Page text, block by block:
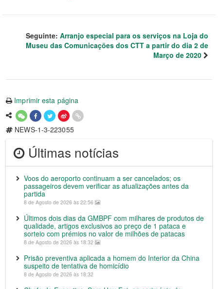
Seguinte: Arranjo especial para os serviços na Loja do
Museu das Comunicações dos CTT a partir do dia 2 de
Março de 2020
Imprimir esta página
NEWS-1-3-223055
Últimas notícias
Voos do aeroporto continuam a ser cancelados; os
passageiros devem verificar as atualizações antes da
partida
8 de Agosto de 2026 às 22:56
Últimos dois dias da GMBPF com milhares de produtos de
qualidade, artigos exclusivos ao preço de 1 pataca e
sorteio com prémios no valor de milhões de patacas
8 de Agosto de 2026 às 18:32
Prisão preventiva aplicada a homem do Interior da China
suspeito de tentativa de homicídio
8 de Agosto de 2026 às 18:32